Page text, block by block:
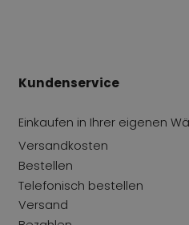
Kundenservice
Einkaufen in Ihrer eigenen
Versandkosten
Bestellen
Telefonisch bestellen
Versand